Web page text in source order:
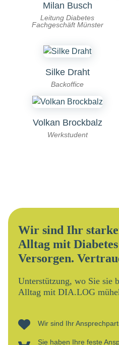
Milan Busch
Leitung Diabetes
Fachgeschäft Münster
Silke Draht
Backoffice
Volkan Brockbalz
Werkstudent
Wir sind Ihr
Alltag mit
Versorgen.
Unterstützung, wo Sie sie
Alltag mit DIA.LOG
Wir sind Ihr
Sie haben Ihre feste